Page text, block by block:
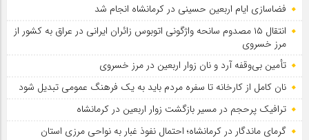
فضاسازی ایام اربعین حسینی در کرمانشاه انجام شد
انتقال ۱۵ مصدوم سانحه واژگونی اتوبوس زائران ایرانی در عراق به کشور از
مرز خسروی
تأمین بی‌وقفه آرد و نان زوار اربعین در مرز خسروی
نان کامل از کارخانه تا سفره مردم باید به یک فرهنگ عمومی تبدیل شود
ترافیک پرحجم در مسیر بازگشت زوار اربعین در کرمانشاه
گرمای ماندگار در کرمانشاه؛ احتمال نفوذ غبار به نواحی مرزی استان